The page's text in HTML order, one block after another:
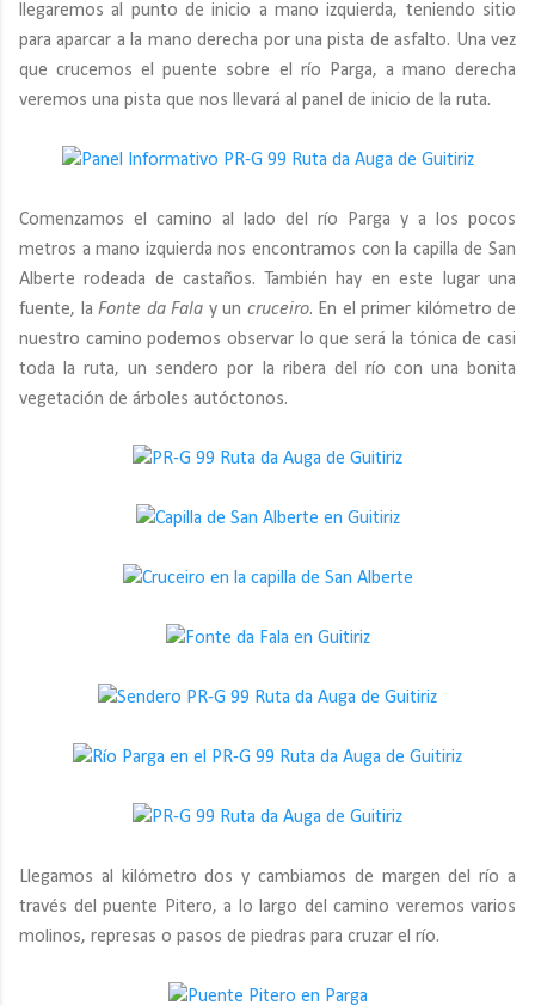
llegaremos al punto de inicio a mano izquierda, teniendo sitio
para aparcar a la mano derecha por una pista de asfalto. Una vez
que crucemos el puente sobre el río Parga, a mano derecha
veremos una pista que nos llevará al panel de inicio de la ruta.
Comenzamos el camino al lado del río Parga y a los pocos
metros a mano izquierda nos encontramos con la capilla de San
Alberte rodeada de castaños. También hay en este lugar una
fuente, la Fonte da Fala y un cruceiro. En el primer kilómetro de
nuestro camino podemos observar lo que será la tónica de casi
toda la ruta, un sendero por la ribera del río con una bonita
vegetación de árboles autóctonos.
Llegamos al kilómetro dos y cambiamos de margen del río a
través del puente Pitero, a lo largo del camino veremos varios
molinos, represas o pasos de piedras para cruzar el río.